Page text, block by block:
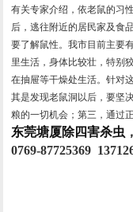
有关专家介绍，依老鼠的习
后，逃往附近的居民家及食
要了解鼠性。我市目前主要
里生活，身体比较壮，特别
在抽屉等干燥处生活。针对
其是发现老鼠洞以后，要坚
粮的一切机会；第三，通过
东莞塘厦除四害杀虫 ，
0769-87725369